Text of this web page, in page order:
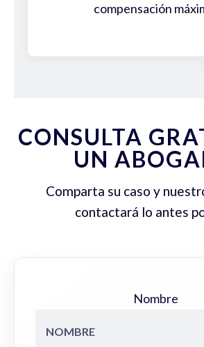
compensación
CONSULTA
UN
Comparta su caso y
contactará lo antes
Nombre